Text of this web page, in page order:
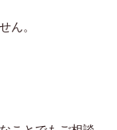
ん。